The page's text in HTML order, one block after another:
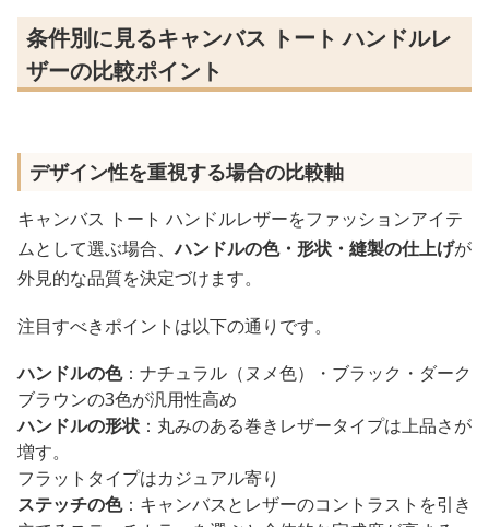
条件別に見るキャンバス トート ハンドルレ
ザーの比較ポイント
デザイン性を重視する場合の比較軸
キャンバス トート ハンドルレザーをファッションアイテ
ムとして選ぶ場合、ハンドルの色・形状・縫製の仕上げが
外見的な品質を決定づけます。
注目すべきポイントは以下の通りです。
ハンドルの色：ナチュラル（ヌメ色）・ブラック・ダーク
ブラウンの3色が汎用性高め
ハンドルの形状 ：丸みのある巻きレザータイプは上品さが
増す。
フラットタイプはカジュアル寄り
ステッチの色：キャンバスとレザーのコントラストを引き